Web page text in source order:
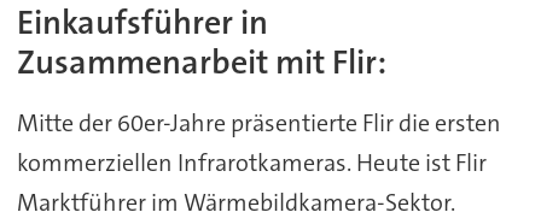
Einkaufsführer in
Zusammenarbeit mit Flir:
Mitte der 60er-Jahre präsentierte Flir die ersten
kommerziellen Infrarotkameras. Heute ist Flir
Marktführer im Wärmebildkamera-Sektor.